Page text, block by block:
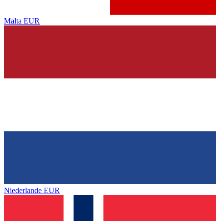
Malta EUR
Niederlande EUR